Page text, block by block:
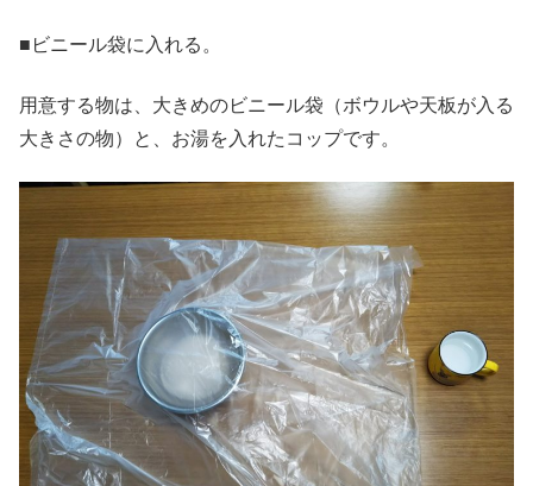
■ビニール袋に入れる。
用意する物は、大きめのビニール袋（ボウルや天板が入る
大きさの物）と、お湯を入れたコップです。